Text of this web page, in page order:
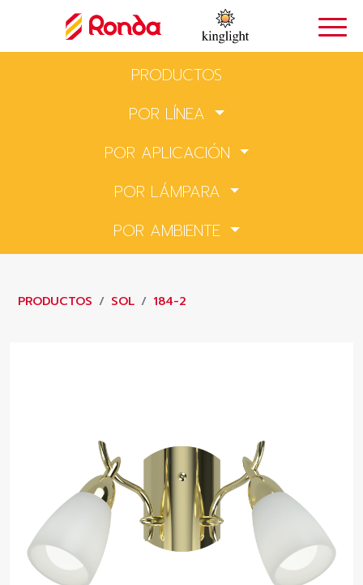
PRODUCTOS
POR LÍNEA
POR APLICACIÓN
POR LÁMPARA
POR AMBIENTE
PRODUCTOS SOL 184-2